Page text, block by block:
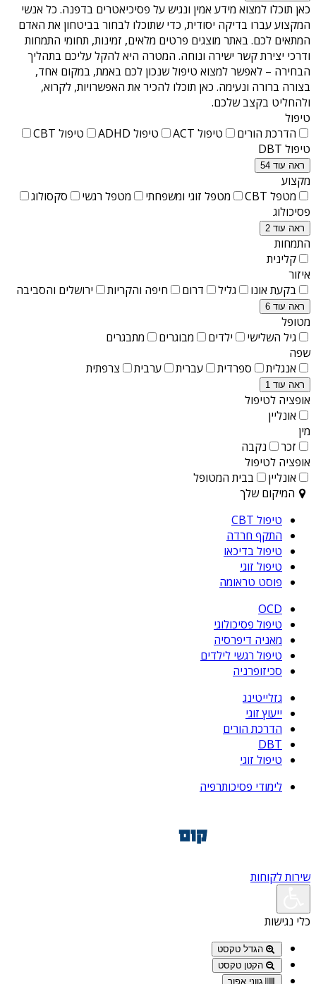
כאן תוכלו למצוא מידע אמין ונגיש על פסיכיאטרים בדפנה. כל אנשי
המקצוע עברו בדיקה יסודית, כדי שתוכלו לבחור בביטחון את האדם
המתאים לכם. באתר מוצגים פרטים מלאים, זמינות, תחומי התמחות
ודרכי יצירת קשר ישירה ונוחה. המטרה היא להקל עליכם בתהליך
הבחירה – לאפשר למצוא טיפול שנכון לכם באמת, במקום אחד,
בצורה ברורה ונעימה. כאן תוכלו להכיר את האפשרויות, לקרוא,
ולהחליט בקצב שלכם.
טיפול
הדרכת הורים
טיפול ACT טיפול ADHD
טיפול CBT
טיפול DBT
ראה עוד 54
מקצוע
מטפל CBT
מטפל זוגי ומשפחתי מטפל רגשי
סקסולוג
פסיכולוג
ראה עוד 2
התמחות
קלינית
איזור
בקעת אונו
גליל דרום חיפה והקריות ירושלים והסביבה
ראה עוד 6
מטופל
גיל השלישי
ילדים מבוגרים
מתבגרים
שפה
אנגלית
ספרדית עברית ערבית צרפתית
ראה עוד 1
אופציה לטיפול
אונליין
מין
זכר
נקבה
אופציה לטיפול
אונליין
בבית המטופל
המיקום שלך
טיפול CBT
התקף חרדה
טיפול בדיכאו
טיפול זוגי
פוסט טראומה
OCD
טיפול פסיכולוגי
מאניה דיפרסיה
טיפול רגשי לילדים
סכיזופרניה
גזלייטינג
ייעוץ זוגי
הדרכת הורים
DBT
טיפול זוגי
לימודי פסיכותרפיה
שירות לקוחות
כלי נגישות
הגדל טקסט
הקטן טקסט
גווני אפור